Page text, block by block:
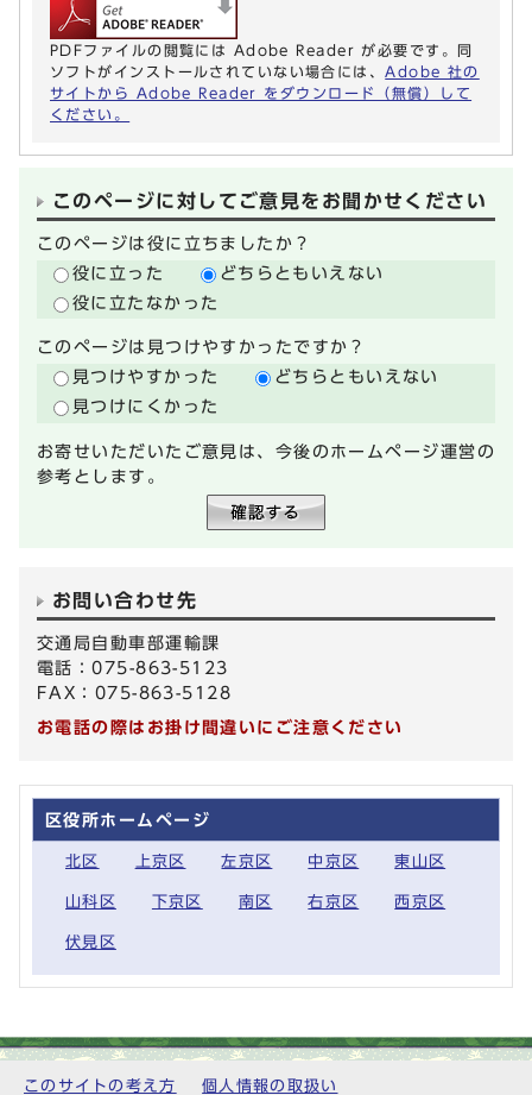
PDFファイルの閲覧には Adobe Reader が必要です。同
ソフトがインストールされていない場合には、 Adobe 社の
サイトから Adobe Reader をダウンロード（無償）して
ください。
このページに対してご意見をお聞かせください
このページは役に立ちましたか？
役に立った
どちらともいえない
役に立たなかった
このページは見つけやすかったですか？
見つけやすかった
どちらともいえない
見つけにくかった
お寄せいただいたご意見は、今後のホームページ運営の
参考とします。
お問い合わせ先
交通局自動車部運輸課
電話：075-863-5123
FAX：075-863-5128
お電話の際はお掛け間違いにご注意ください
区役所ホームページ
北区 上京区 左京区 中京区 東山区
山科区 下京区 南区 右京区 西京区
伏見区
このサイトの考え方 個人情報の取扱い